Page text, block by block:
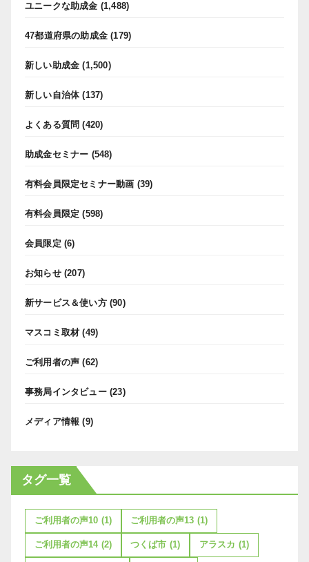
ユニークな助成金 (1,488)
47都道府県の助成金 (179)
新しい助成金 (1,500)
新しい自治体(137)
よくある質問 (420)
助成金セミナー (548)
有料会員限定セミナー動画 (39)
有料会員限定 (598)
会員限定 (6)
お知らせ(207)
新サービス＆使い方(90)
マスコミ取材 (49)
ご利用者の声 (62)
事務局インタビュー(23)
メディア情報 (9)
タグ一覧
ご利用者の声10 (1) ご利用者の声13 (1)
ご利用者の声14 (2) つくば市 (1) アラスカ (1)